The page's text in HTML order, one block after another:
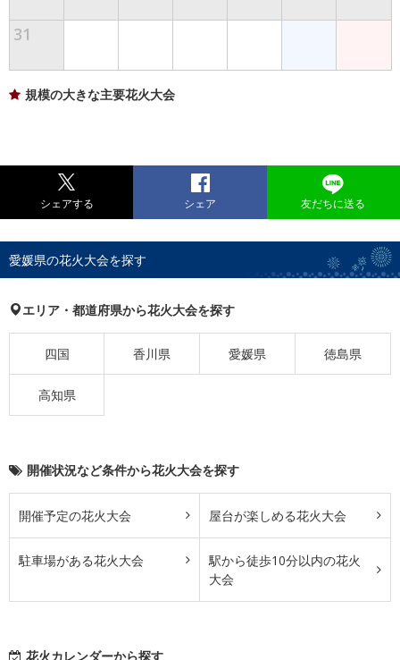
31
規模の大きな主要花火大会
シェアする シェア 友だちに送る
愛媛県の花火大会を探す
エリア・都道府県から花火大会を探す
四国 香川県 愛媛県 徳島県
高知県
開催状況など条件から花火大会を探す
開催予定の花火大会 屋台が楽しめる花火大会
駐車場がある花火大会
駅から徒歩10分以内の花火
大会
花火カレンダーから探す